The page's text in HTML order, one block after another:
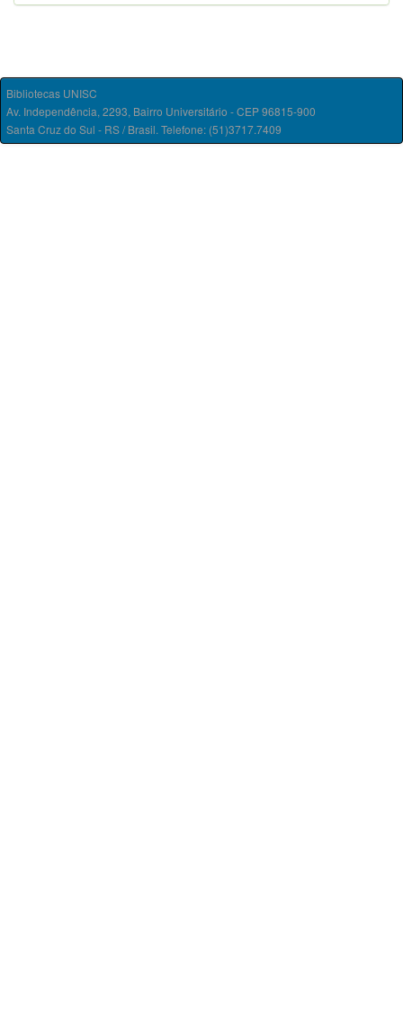
Bibliotecas UNISC
Av. Independência, 2293, Bairro Universitário - CEP 96815-900
Santa Cruz do Sul - RS / Brasil. Telefone: (51)3717.7409